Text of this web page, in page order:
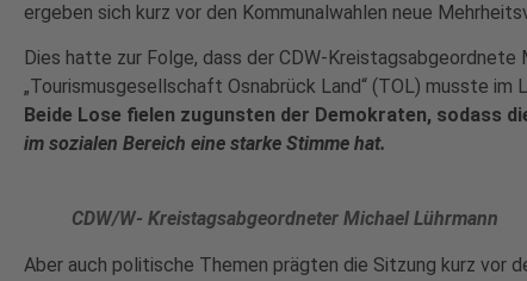
ergeben sich kurz vor den Kommunalwahlen neue
Dies hatte zur Folge, dass der CDW-
„Tourismusgesellschaft Osnabrück Land“ (TOL) musste im
Beide Lose fielen zugunsten der Demokraten, sodass
im sozialen Bereich eine starke Stimme hat.
CDW/W- Kreistagsabgeordneter Michael Lührmann
Aber auch politische Themen prägten die Sitzung kurz vor